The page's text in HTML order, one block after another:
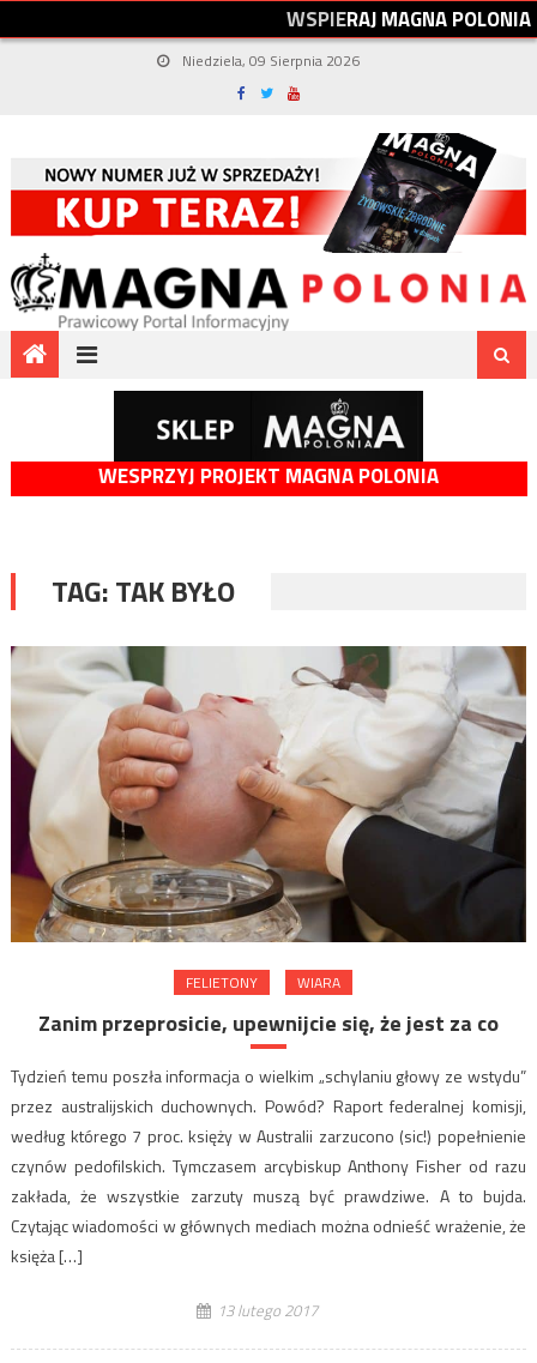
WSPIERAJMAGNAPOLONIA
Niedziela, 09 Sierpnia 2026
WESPRZYJ PROJEKT MAGNA POLONIA
TAG:TAK BYŁO
FELIETONY WIARA
Zanim przeprosicie, upewnijcie się, że jest za co
Tydzień temu poszła informacja o wielkim „schylaniu głowy ze wstydu”
przez australijskich duchownych. Powód? Raport federalnej komisji,
według którego 7 proc. księży w Australii zarzucono (sic!) popełnienie
czynów pedofilskich. Tymczasem arcybiskup Anthony Fisher od razu
zakłada, że wszystkie zarzuty muszą być prawdziwe. A to bujda.
Czytając wiadomości w głównych mediach można odnieść wrażenie, że
księża […]
13 lutego 2017